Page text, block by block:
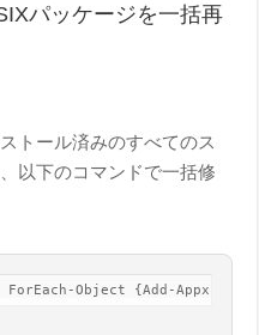
パッケージを一括再
トール済みのすべてのス
以下のコマンドで一括修
ForEach-Object {Add-